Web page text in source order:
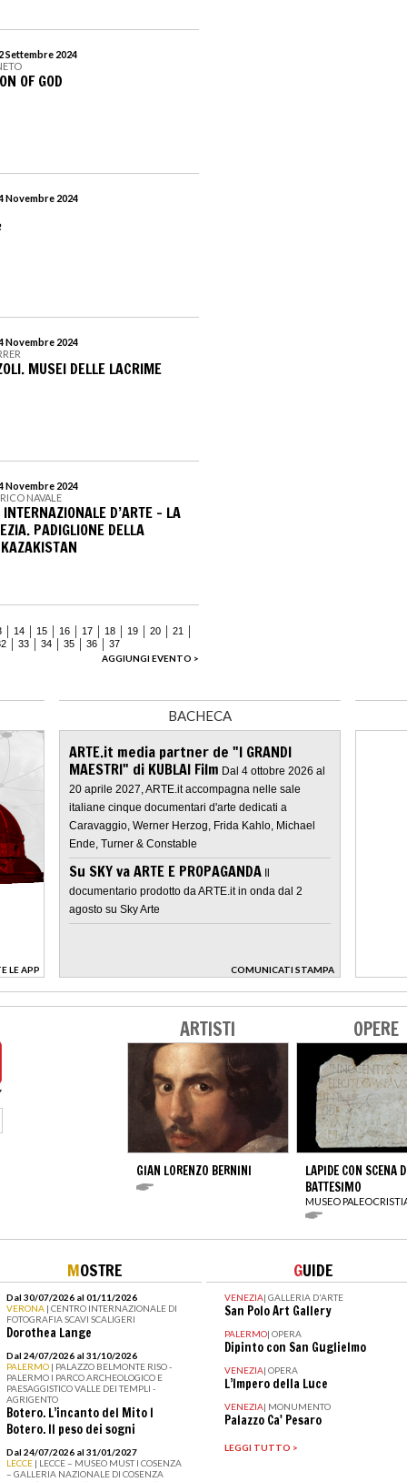
Settembre 2024
OF GOD
Novembre 2024
Novembre 2024
MUSEI DELLE LACRIME
Novembre 2024
NAVALE
D’ARTE – LA
PADIGLIONE DELLA
14 15 16 17 18 19 20
21
33 34 35 36
37
AGGIUNGI EVENTO >
LE APP
BACHECA
ARTE.it media partner de "I GRANDI
MAESTRI" di KUBLAI Film Dal 4 ottobre 2026 al
20 aprile 2027, ARTE.it accompagna nelle sale
italiane cinque documentari d'arte dedicati a
Caravaggio, Werner Herzog, Frida Kahlo, Michael
Ende, Turner & Constable
Su SKY va ARTE E PROPAGANDA Il
documentario prodotto da ARTE.it in onda dal 2
agosto su Sky Arte
COMUNICATI STAMPA
>
ARTISTI
GIAN LORENZO BERNINI
OPERE
LAPIDE CON SCENA
BATTESIMO
MUSEO
MOSTRE
Dal 30/07/2026 al 01/11/2026
VERONA | CENTRO INTERNAZIONALE DI
FOTOGRAFIA SCAVI SCALIGERI
Dorothea Lange
Dal 24/07/2026 al 31/10/2026
PALERMO | PALAZZO BELMONTE RISO -
PALERMO I PARCO ARCHEOLOGICO E
PAESAGGISTICO VALLE DEI TEMPLI -
AGRIGENTO
Botero. L’incanto del Mito I
Botero. Il peso dei sogni
Dal 24/07/2026 al 31/01/2027
LECCE | LECCE – MUSEO MUST I COSENZA
– GALLERIA NAZIONALE DI COSENZA
GUIDE
VENEZIA| GALLERIA D'ARTE
San Polo Art Gallery
PALERMO| OPERA
Dipinto con San Guglielmo
VENEZIA| OPERA
L’Impero della Luce
VENEZIA| MONUMENTO
Palazzo Ca' Pesaro
LEGGI TUTTO >